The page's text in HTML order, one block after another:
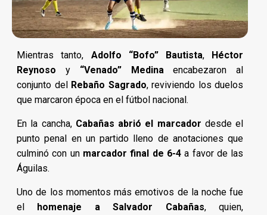
Mientras tanto, Adolfo “Bofo” Bautista, Héctor
Reynoso y “Venado” Medinaencabezaron al
conjunto del Rebaño Sagrado, reviviendo los duelos
que marcaron época en el fútbol nacional.
En la cancha, Cabañas abrió el marcador desde el
punto penal en un partido lleno de anotaciones que
culminó con un marcador final de 6-4 a favor de las
Águilas.
Uno de los momentos más emotivos de la noche fue
el homenaje a Salvador Cabañas, quien,